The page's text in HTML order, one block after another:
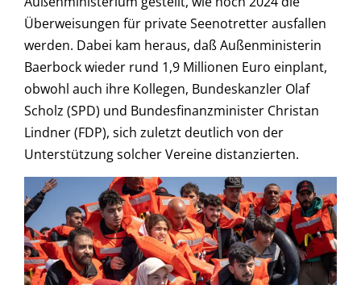
Überweisungen für private Seenotretter ausfallen
werden. Dabei kam heraus, daß Außenministerin
Baerbock wieder rund 1,9 Millionen Euro einplant,
obwohl auch ihre Kollegen, Bundeskanzler Olaf
Scholz (SPD) und Bundesfinanzminister Christan
Lindner (FDP), sich zuletzt deutlich von der
Unterstützung solcher Vereine distanzierten.